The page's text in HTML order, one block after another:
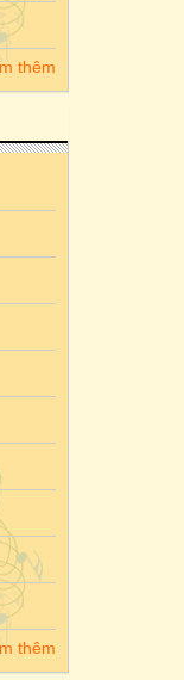
thêm
thêm